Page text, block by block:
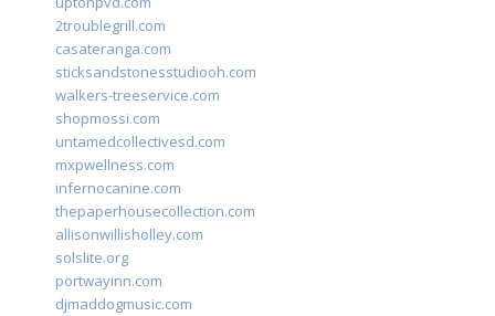
2troublegrill.com
casateranga.com
sticksandstonesstudiooh.com
walkers-treeservice.com
shopmossi.com
untamedcollectivesd.com
mxpwellness.com
infernocanine.com
thepaperhousecollection.com
allisonwillisholley.com
solslite.org
portwayinn.com
djmaddogmusic.com